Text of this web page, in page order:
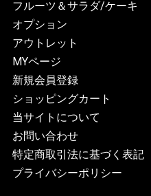
フルーツ＆サラダ/ケーキ
オプション
アウトレット
MYページ
新規会員登録
ショッピングカート
当サイトについて
お問い合わせ
特定商取引法に基づく表記
プライバシーポリシー